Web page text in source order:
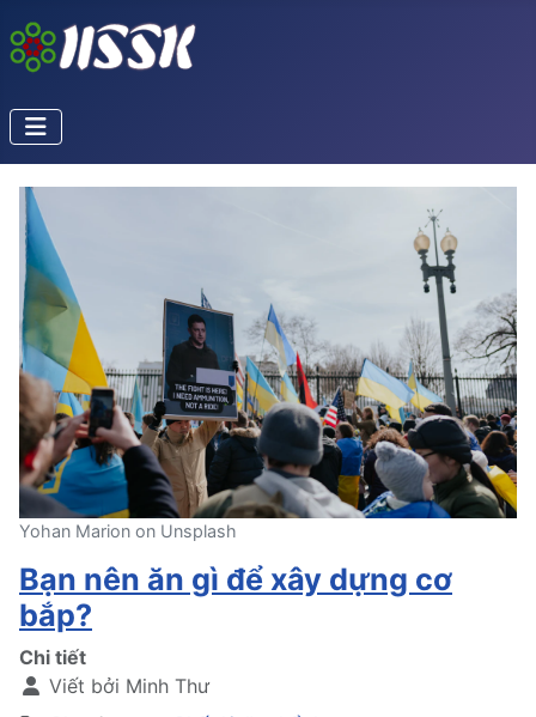
Yohan Marion on Unsplash
Bạn nên ăn gì để xây dựng cơ
bắp?
Chi tiết
Viết bởi Minh Thư